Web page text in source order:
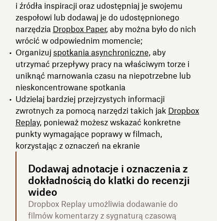
i źródła inspiracji oraz udostępniaj je swojemu
zespołowi lub dodawaj je do udostępnionego
narzędzia Dropbox Paper, aby można było do nich
wrócić w odpowiednim momencie;
Organizuj spotkania asynchroniczne, aby
utrzymać przepływy pracy na właściwym torze i
uniknąć marnowania czasu na niepotrzebne lub
nieskoncentrowane spotkania
Udzielaj bardziej przejrzystych informacji
zwrotnych za pomocą narzędzi takich jak Dropbox
Replay, ponieważ możesz wskazać konkretne
punkty wymagające poprawy w filmach,
korzystając z oznaczeń na ekranie
Dodawaj adnotacje i oznaczenia z
dokładnością do klatki do recenzji
wideo
Dropbox Replay umożliwia dodawanie do
filmów komentarzy z sygnaturą czasową